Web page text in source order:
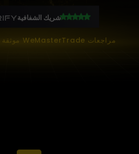
شريك الشفافية
مراجعات WeMasterTrade موثقة بواسطة FXVerify